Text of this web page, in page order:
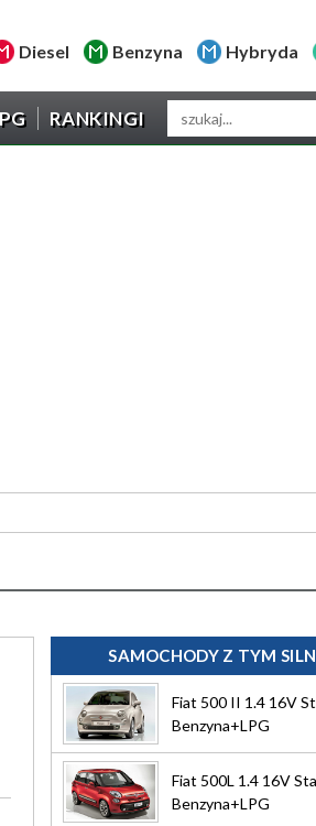
Diesel Benzyna Hybryda
RANKINGI
SAMOCHODY Z TYM
Fiat 500 II 1.4 16V
Benzyna+LPG
Fiat 500L 1.4 16V
Benzyna+LPG